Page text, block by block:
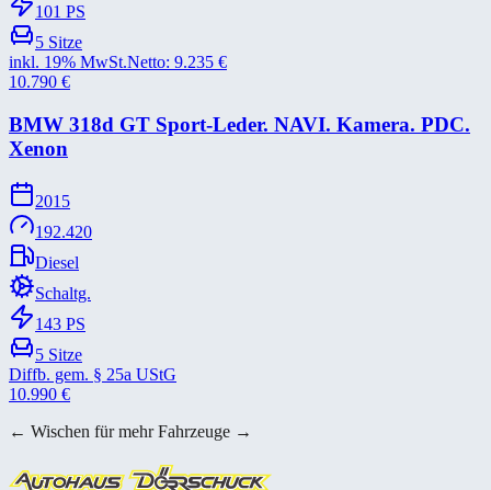
101 PS
5 Sitze
inkl. 19% MwSt.Netto: 9.235 €
10.790 €
BMW 318d GT Sport-​Leder. NAVI. Kamera. PDC.
Xenon
2015
192.420
Diesel
Schaltg.
143 PS
5 Sitze
Diffb. gem. § 25a UStG
10.990 €
← Wischen für mehr Fahrzeuge →